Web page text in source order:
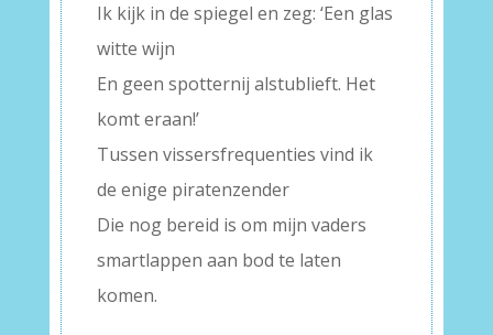
Ik kijk in de spiegel en zeg: ‘Een glas
witte wijn
En geen spotternij alstublieft. Het
komt eraan!’
Tussen vissersfrequenties vind ik
de enige piratenzender
Die nog bereid is om mijn vaders
smartlappen aan bod te laten
komen.